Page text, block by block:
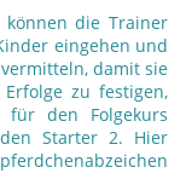
können die Trainer
eingehen und
damit sie
zu festigen,
den Folgekurs
Starter 2. Hier